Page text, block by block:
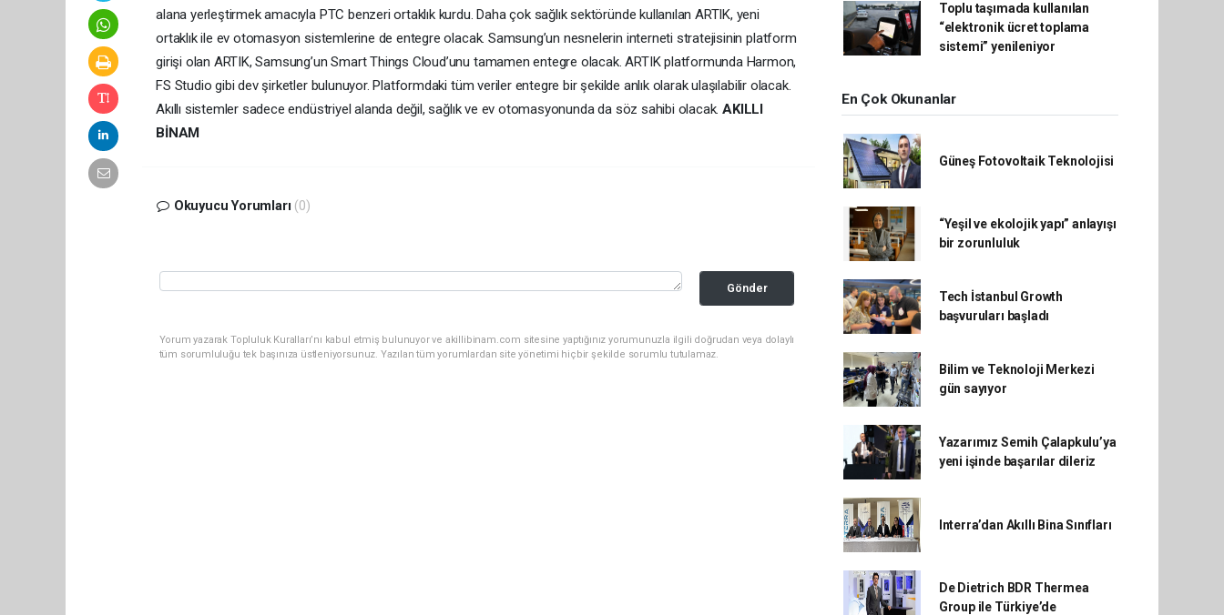
alana yerleştirmek amacıyla PTC benzeri ortaklık kurdu. Daha çok sağlık sektöründe kullanılan ARTIK, yeni
ortaklık ile ev otomasyon sistemlerine de entegre olacak. Samsung’un nesnelerin interneti stratejisinin platform
girişi olan ARTIK, Samsung’un Smart Things Cloud’unu tamamen entegre olacak. ARTIK platformunda Harmon,
FS Studio gibi dev şirketler bulunuyor. Platformdaki tüm veriler entegre bir şekilde anlık olarak ulaşılabilir olacak.
Akıllı sistemler sadece endüstriyel alanda değil, sağlık ve ev otomasyonunda da söz sahibi olacak.AKILLI
BİNAM
Okuyucu Yorumları (0)
Gönder
Yorum yazarak Topluluk Kuralları’nı kabul etmiş bulunuyor ve akillibinam.com sitesine yaptığınız yorumunuzla ilgili doğrudan veya dolaylı
tüm sorumluluğu tek başınıza üstleniyorsunuz. Yazılan tüm yorumlardan site yönetimi hiçbir şekilde sorumlu tutulamaz.
Toplu taşımada kullanılan
“elektronik ücret toplama
sistemi” yenileniyor
En Çok Okunanlar
Güneş Fotovoltaik Teknolojisi
“Yeşil ve ekolojik yapı” anlayışı
bir zorunluluk
Tech İstanbul Growth
başvuruları başladı
Bilim ve Teknoloji Merkezi
gün sayıyor
Yazarımız Semih Çalapkulu’ya
yeni işinde başarılar dileriz
Interra’dan Akıllı Bina Sınıfları
De Dietrich BDR Thermea
Group ile Türkiye’de